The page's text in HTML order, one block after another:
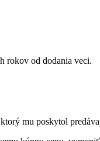
rokov od dodania veci.
mu poskytol